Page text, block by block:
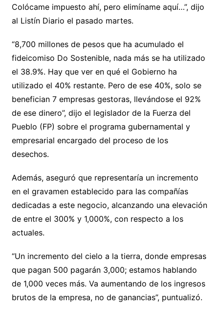
Colócame impuesto ahí, pero elimíname aquí…”, dijo
al Listín Diario el pasado martes.
“8,700 millones de pesos que ha acumulado el
fideicomiso Do Sostenible, nada más se ha utilizado
el 38.9%. Hay que ver en qué el Gobierno ha
utilizado el 40% restante. Pero de ese 40%, solo se
benefician 7 empresas gestoras, llevándose el 92%
de ese dinero”, dijo el legislador de la Fuerza del
Pueblo (FP) sobre el programa gubernamental y
empresarial encargado del proceso de los
desechos.
Además, aseguró que representaría un incremento
en el gravamen establecido para las compañías
dedicadas a este negocio, alcanzando una elevación
de entre el 300% y 1,000%, con respecto a los
actuales.
“Un incremento del cielo a la tierra, donde empresas
que pagan 500 pagarán 3,000; estamos hablando
de 1,000 veces más. Va aumentando de los ingresos
brutos de la empresa, no de ganancias”, puntualizó.